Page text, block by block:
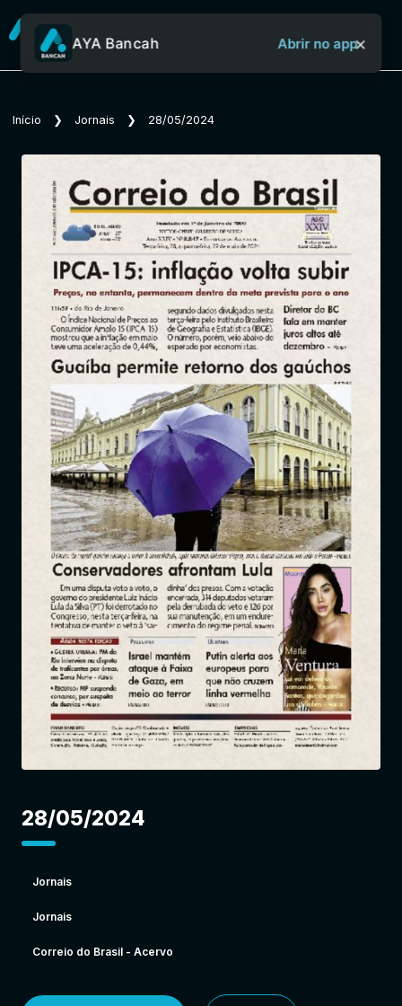
Sobre o Aya Bancah
Início
Revistas
Jornais
Notícias
Entrar
AYA Bancah Abrir no app×
Início ❯ Jornais ❯ 28/05/2024
28/05/2024
Jornais
Jornais
Correio do Brasil - Acervo